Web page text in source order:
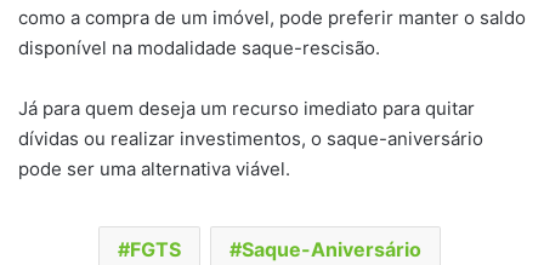
como a compra de um imóvel, pode preferir manter o saldo
disponível na modalidade saque-rescisão.
Já para quem deseja um recurso imediato para quitar
dívidas ou realizar investimentos, o saque-aniversário
pode ser uma alternativa viável.
FGTS Saque-Aniversário